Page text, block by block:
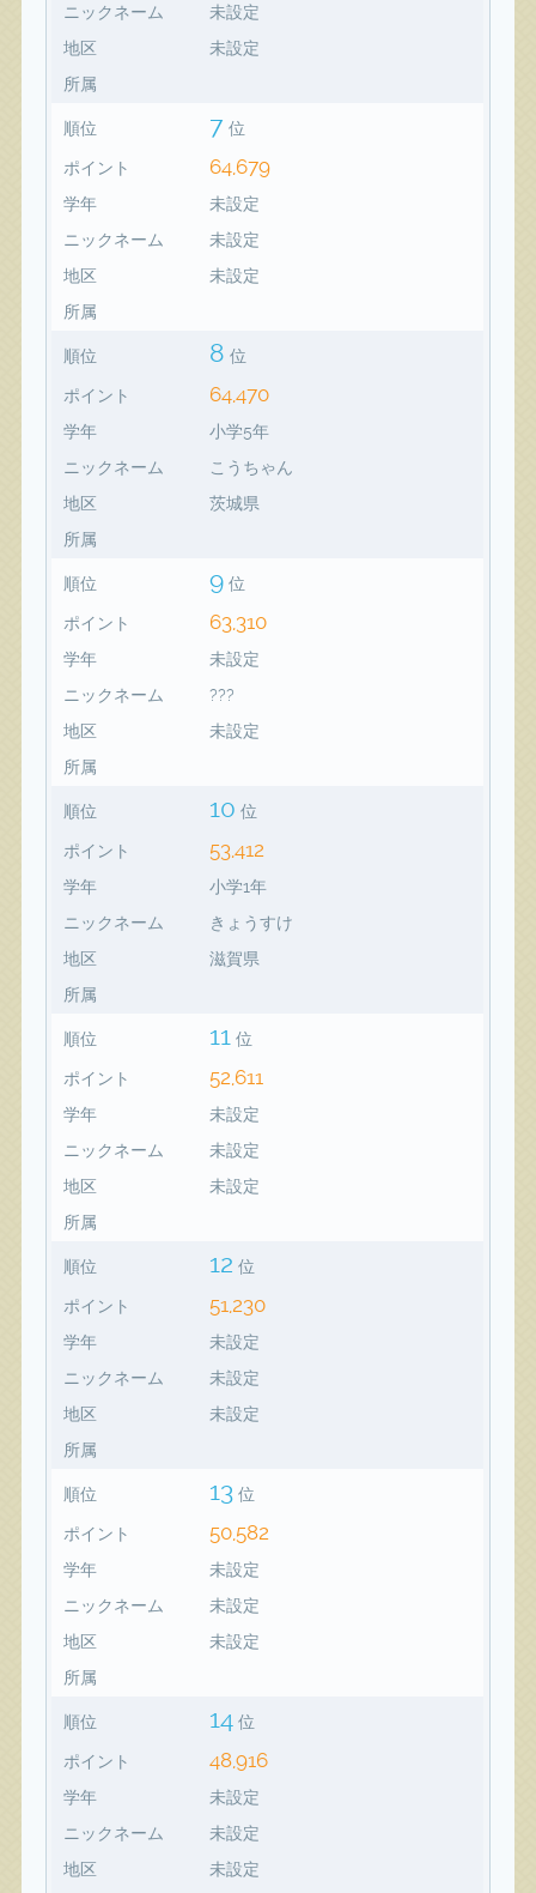
ニックネーム
未設定
地区
未設定
所属
順位 7 位
ポイント 64,679
学年
未設定
ニックネーム
未設定
地区
未設定
所属
順位 8 位
ポイント 64,470
学年
小学5年
ニックネーム
こうちゃん
地区
茨城県
所属
順位 9 位
ポイント 63,310
学年
未設定
ニックネーム
???
地区
未設定
所属
順位 10 位
ポイント 53,412
学年
小学1年
ニックネーム
きょうすけ
地区
滋賀県
所属
順位 11 位
ポイント 52,611
学年
未設定
ニックネーム
未設定
地区
未設定
所属
順位 12 位
ポイント 51,230
学年
未設定
ニックネーム
未設定
地区
未設定
所属
順位 13 位
ポイント 50,582
学年
未設定
ニックネーム
未設定
地区
未設定
所属
順位 14 位
ポイント 48,916
学年
未設定
ニックネーム
未設定
地区
未設定